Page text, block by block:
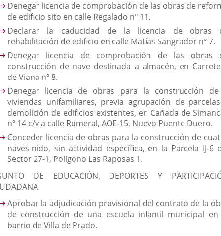
Denegar licencia de comprobación de las obras de
de edificio sito en calle Regalado nº 11.
Declarar la caducidad de la licencia de obras
rehabilitación de edificio en calle Matías Sangrador nº 7.
Denegar licencia de comprobación de las obras
construcción de nave destinada a almacén, en
de Viana nº 8.
Denegar licencia de obras para la construcción
viviendas unifamiliares, previa agrupación de
demolición de edificios existentes, en Cañada de
nº 14 c/v a calle Romeral, AOE-15, Nuevo Puente Duero.
Conceder licencia de obras para la construcción de
naves-nido, sin actividad específica, en la Parcela IJ-6
Sector 27-1, Polígono Las Raposas 1.
DE EDUCACIÓN, DEPORTES Y
Aprobar la adjudicación provisional del contrato de la
de construcción de una escuela infantil municipal en
barrio de Villa de Prado.